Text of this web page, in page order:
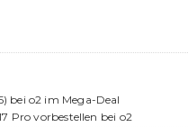
bei o2 im Mega-Deal
Pro vorbestellen bei o2